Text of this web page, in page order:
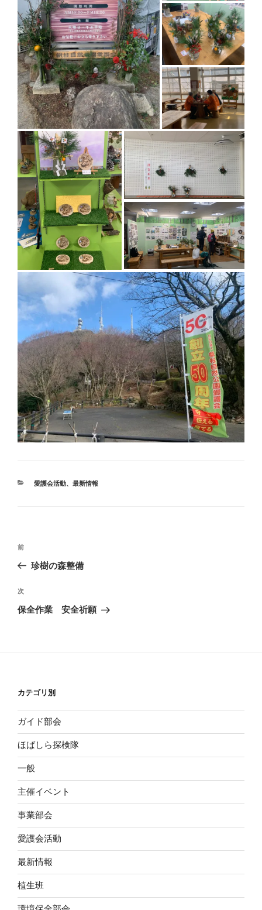
カ
愛護会活動、 最新情報
投
ビ
ゲ
前
の
稿
前
珍樹の森整備
次
の
次
保全作業 安全祈願
カテゴリ別
ガイド部会
ほばしら探検隊
一般
主催イベント
事業部会
愛護会活動
最新情報
植生班